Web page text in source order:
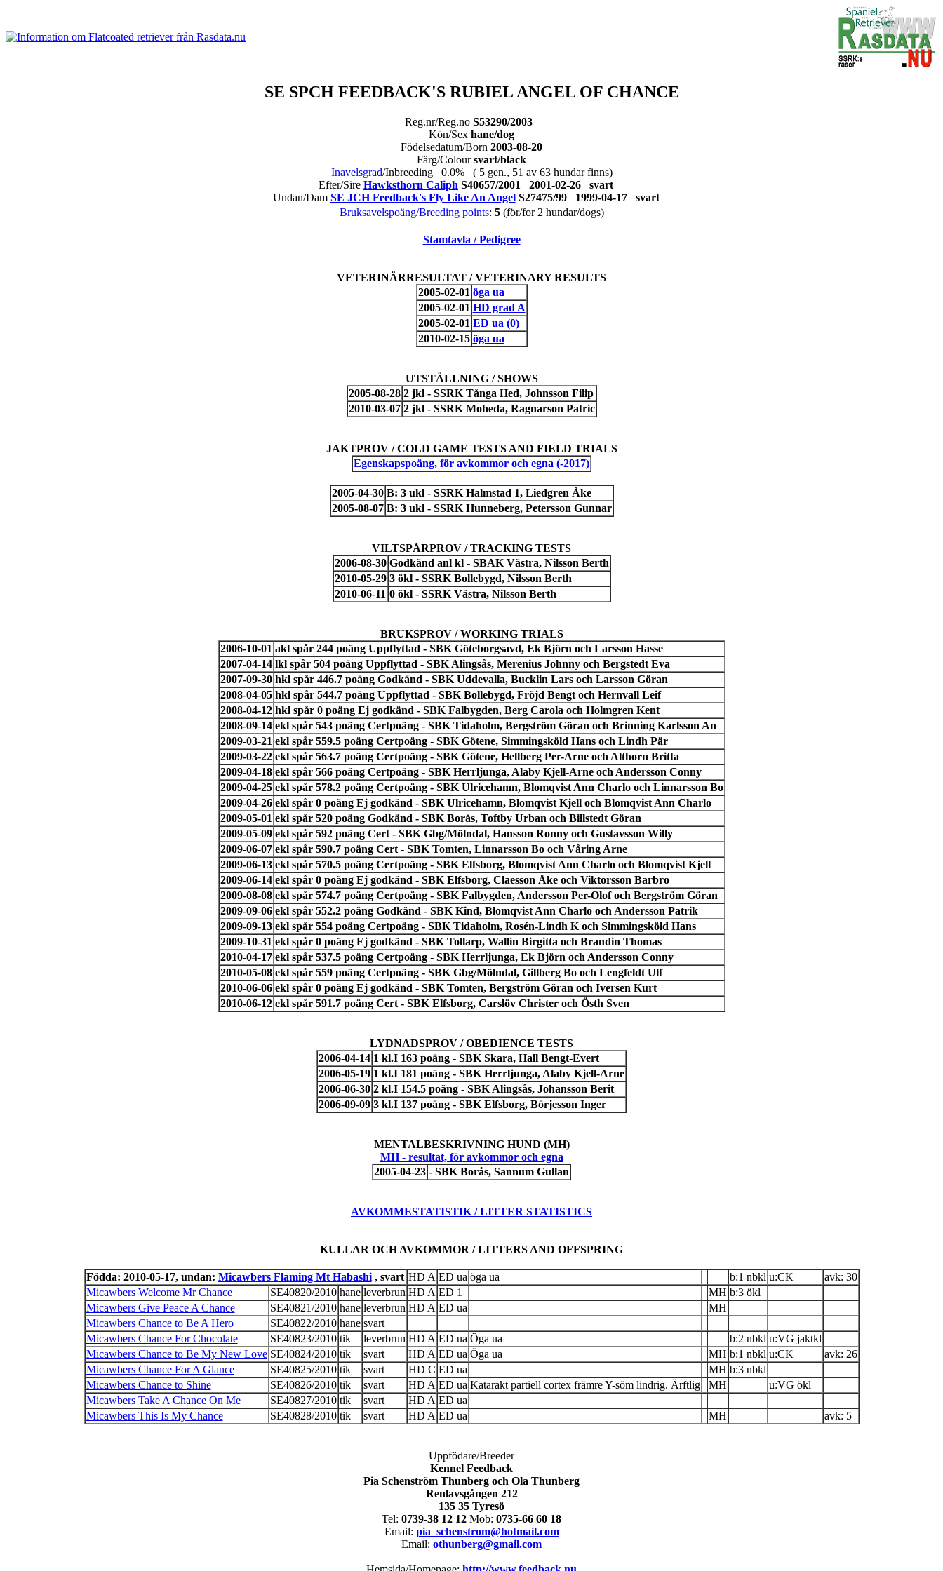
SE SPCH FEEDBACK'S RUBIEL ANGEL OF CHANCE
Reg.nr/Reg.no S53290/2003
Kön/Sex hane/dog
Födelsedatum/Born 2003-08-20
Färg/Coloursvart/black
Inavelsgrad/Inbreeding 0.0% ( 5 gen., 51 av 63 hundar finns)
Efter/Sire Hawksthorn Caliph S40657/2001 2001-02-26 svart
Undan/Dam SE JCH Feedback's Fly Like An AngelS27475/99 1999-04-17 svart
Bruksavelspoäng/Breeding points: 5(för/for 2 hundar/dogs)
Stamtavla / Pedigree
VETERINÄRRESULTAT / VETERINARY RESULTS
2005-02-01 öga ua
2005-02-01 HD grad A
2005-02-01 ED ua (0)
2010-02-15 öga ua
UTSTÄLLNING / SHOWS
2005-08-28 2 jkl - SSRK Tånga Hed, Johnsson Filip
2010-03-07 2 jkl - SSRK Moheda, Ragnarson Patric
JAKTPROV / COLD GAME TESTS AND FIELD TRIALS
Egenskapspoäng, för avkommor och egna (-2017)
2005-04-30 B: 3 ukl - SSRK Halmstad 1, Liedgren Åke
2005-08-07 B: 3 ukl - SSRK Hunneberg, Petersson Gunnar
VILTSPÅRPROV / TRACKING TESTS
2006-08-30 Godkänd anl kl - SBAK Västra, Nilsson Berth
2010-05-29 3 ökl - SSRK Bollebygd, Nilsson Berth
2010-06-11 0 ökl - SSRK Västra, Nilsson Berth
BRUKSPROV / WORKING TRIALS
2006-10-01 akl spår 244 poäng Uppflyttad - SBK Göteborgsavd, Ek Björn och Larsson Hasse
2007-04-14 lkl spår 504 poäng Uppflyttad - SBK Alingsås, Merenius Johnny och Bergstedt Eva
2007-09-30 hkl spår 446.7 poäng Godkänd - SBK Uddevalla, Bucklin Lars och Larsson Göran
2008-04-05 hkl spår 544.7 poäng Uppflyttad - SBK Bollebygd, Fröjd Bengt och Hernvall Leif
2008-04-12 hkl spår 0 poäng Ej godkänd - SBK Falbygden, Berg Carola och Holmgren Kent
2008-09-14 ekl spår 543 poäng Certpoäng - SBK Tidaholm, Bergström Göran och Brinning Karlsson An
2009-03-21 ekl spår 559.5 poäng Certpoäng - SBK Götene, Simmingsköld Hans och Lindh Pär
2009-03-22 ekl spår 563.7 poäng Certpoäng - SBK Götene, Hellberg Per-Arne och Althorn Britta
2009-04-18 ekl spår 566 poäng Certpoäng - SBK Herrljunga, Alaby Kjell-Arne och Andersson Conny
2009-04-25 ekl spår 578.2 poäng Certpoäng - SBK Ulricehamn, Blomqvist Ann Charlo och Linnarsson Bo
2009-04-26 ekl spår 0 poäng Ej godkänd - SBK Ulricehamn, Blomqvist Kjell och Blomqvist Ann Charlo
2009-05-01 ekl spår 520 poäng Godkänd - SBK Borås, Toftby Urban och Billstedt Göran
2009-05-09 ekl spår 592 poäng Cert - SBK Gbg/Mölndal, Hansson Ronny och Gustavsson Willy
2009-06-07 ekl spår 590.7 poäng Cert - SBK Tomten, Linnarsson Bo och Våring Arne
2009-06-13 ekl spår 570.5 poäng Certpoäng - SBK Elfsborg, Blomqvist Ann Charlo och Blomqvist Kjell
2009-06-14 ekl spår 0 poäng Ej godkänd - SBK Elfsborg, Claesson Åke och Viktorsson Barbro
2009-08-08 ekl spår 574.7 poäng Certpoäng - SBK Falbygden, Andersson Per-Olof och Bergström Göran
2009-09-06 ekl spår 552.2 poäng Godkänd - SBK Kind, Blomqvist Ann Charlo och Andersson Patrik
2009-09-13 ekl spår 554 poäng Certpoäng - SBK Tidaholm, Rosén-Lindh K och Simmingsköld Hans
2009-10-31 ekl spår 0 poäng Ej godkänd - SBK Tollarp, Wallin Birgitta och Brandin Thomas
2010-04-17 ekl spår 537.5 poäng Certpoäng - SBK Herrljunga, Ek Björn och Andersson Conny
2010-05-08 ekl spår 559 poäng Certpoäng - SBK Gbg/Mölndal, Gillberg Bo och Lengfeldt Ulf
2010-06-06 ekl spår 0 poäng Ej godkänd - SBK Tomten, Bergström Göran och Iversen Kurt
2010-06-12 ekl spår 591.7 poäng Cert - SBK Elfsborg, Carslöv Christer och Östh Sven
LYDNADSPROV / OBEDIENCE TESTS
2006-04-14 1 kl.I 163 poäng - SBK Skara, Hall Bengt-Evert
2006-05-19 1 kl.I 181 poäng - SBK Herrljunga, Alaby Kjell-Arne
2006-06-30 2 kl.I 154.5 poäng - SBK Alingsås, Johansson Berit
2006-09-09 3 kl.I 137 poäng - SBK Elfsborg, Börjesson Inger
MENTALBESKRIVNING HUND (MH)
MH - resultat, för avkommor och egna
2005-04-23 - SBK Borås, Sannum Gullan
AVKOMMESTATISTIK / LITTER STATISTICS
KULLAR OCH AVKOMMOR / LITTERS AND OFFSPRING
Födda: 2010-05-17, undan: Micawbers Flaming Mt Habashi, svart HD A ED ua öga ua b:1 nbkl u:CK
avk: 30
Micawbers Welcome Mr Chance
SE40820/2010 hane leverbrun HD A ED 1 MH b:3 ökl
Micawbers Give Peace A Chance
SE40821/2010 hane leverbrun HD A ED ua
MH
Micawbers Chance to Be A Hero
SE40822/2010 hane svart
Micawbers Chance For Chocolate
SE40823/2010 tik leverbrun HD A ED ua Öga ua b:2 nbkl u:VG jaktkl
Micawbers Chance to Be My New Love SE40824/2010 tik svart HD A ED ua Öga ua MH b:1 nbkl u:CK
avk: 26
Micawbers Chance For A Glance
SE40825/2010 tik svart HD C ED ua MH b:3 nbkl
Micawbers Chance to Shine
SE40826/2010 tik svart HD A ED ua Katarakt partiell cortex främre Y-söm lindrig. Ärftlig MH
u:VG ökl
Micawbers Take A Chance On Me
SE40827/2010 tik svart HD A ED ua
Micawbers This Is My Chance
SE40828/2010 tik svart HD A ED ua MH avk: 5
Uppfödare/Breeder
Kennel Feedback
Pia Schenström Thunberg och Ola Thunberg
Renlavsgången 212
135 35 Tyresö
Tel: 0739-38 12 12 Mob: 0735-66 60 18
Email: pia_schenstrom@hotmail.com
Email: othunberg@gmail.com